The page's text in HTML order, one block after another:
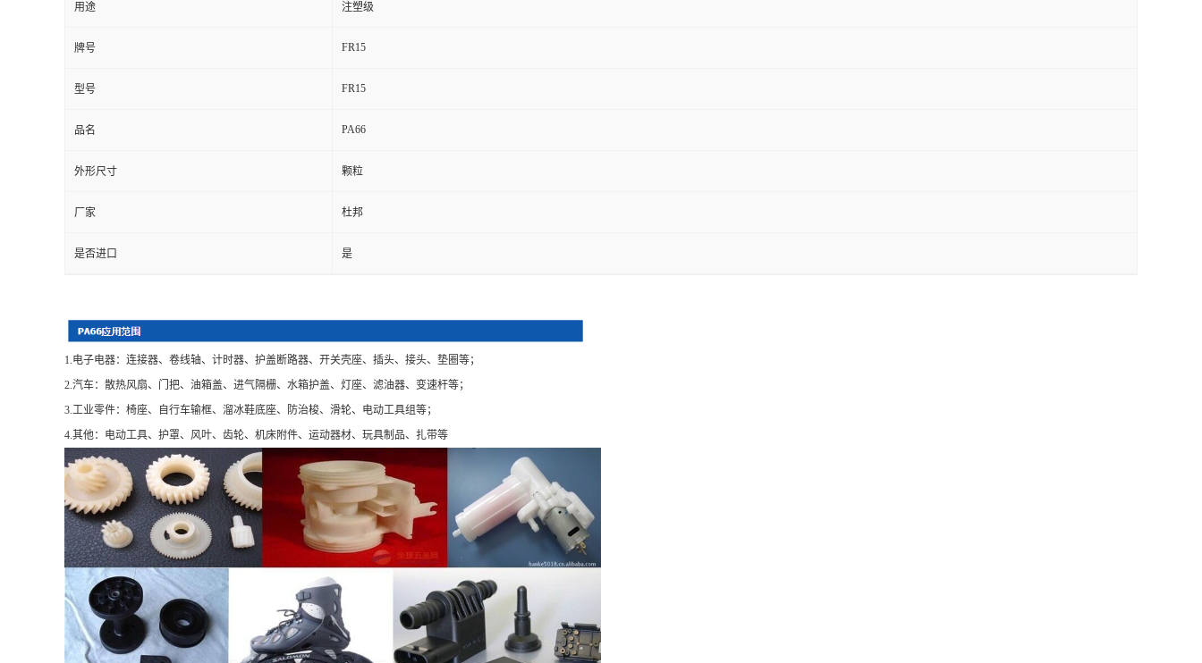
用途 注塑级
牌号 FR15
型号 FR15
品名 PA66
外形尺寸 颗粒
厂家 杜邦
是否进口 是
1.电子电器：连接器、卷线轴、计时器、护盖断路器、开关壳座、插头、接头、垫圈等；
2.汽车：散热风扇、门把、油箱盖、进气隔栅、水箱护盖、灯座、滤油器、变速杆等；
3.工业零件：椅座、自行车输框、溜冰鞋底座、防治梭、滑轮、电动工具组等；
4.其他：电动工具、护罩、风叶、齿轮、机床附件、运动器材、玩具制品、扎带等